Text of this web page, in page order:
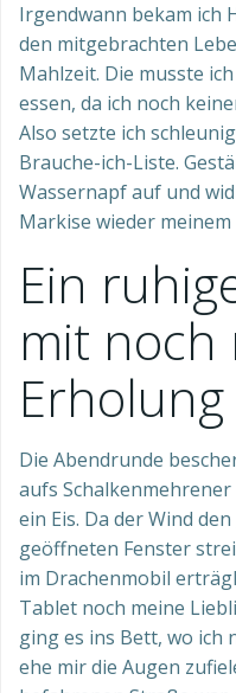
Irgendwann bekam ich
den mitgebrachten
Mahlzeit. Die musste
essen, da ich noch
Also setzte ich
Brauche-ich-Liste.
Wassernapf auf und
Markise wieder meinem
Ein
mit noch
Erholung
Die Abendrunde
aufs
ein Eis. Da der Wind
geöffneten Fenster
im Drachenmobil
Tablet noch meine
ging es ins Bett, wo ich
ehe mir die Augen